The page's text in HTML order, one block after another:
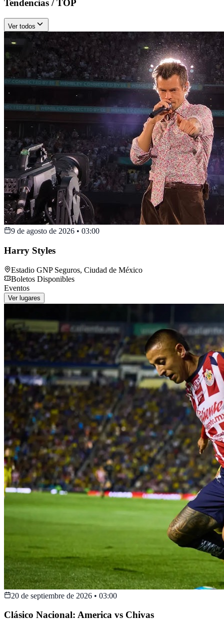
Tendencias / TOP
Ver todos
9 de agosto de 2026 • 03:00
Harry Styles
Estadio GNP Seguros, Ciudad de México
Boletos Disponibles
Eventos
Ver lugares
20 de septiembre de 2026 • 03:00
Clásico Nacional: America vs Chivas